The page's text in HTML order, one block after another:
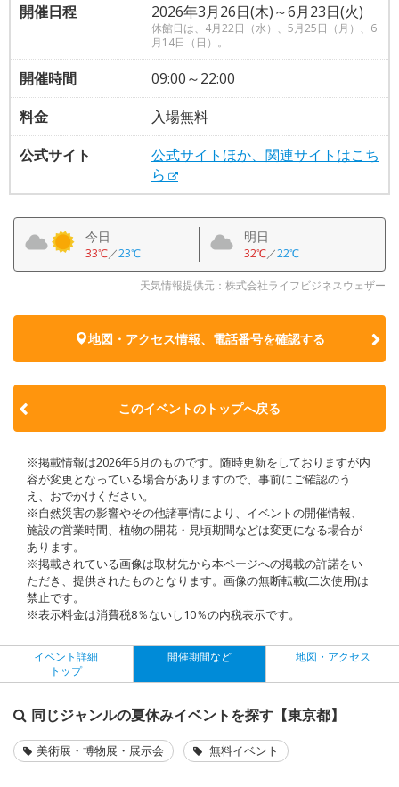
開催日程
2026年3月26日(木)～6月23日(火)
休館日は、4月22日（水）、5月25日（月）、6
月14日（日）。
開催時間
09:00～22:00
料金
入場無料
公式サイト
公式サイトほか、関連サイトはこち
ら
今日
33℃／23℃
明日
32℃／22℃
天気情報提供元：株式会社ライフビジネスウェザー
地図・アクセス情報、電話番号を確認する
このイベントのトップへ戻る
※掲載情報は2026年6月のものです。随時更新をしておりますが内
容が変更となっている場合がありますので、事前にご確認のう
え、おでかけください。
※自然災害の影響やその他諸事情により、イベントの開催情報、
施設の営業時間、植物の開花・見頃期間などは変更になる場合が
あります。
※掲載されている画像は取材先から本ページへの掲載の許諾をい
ただき、提供されたものとなります。画像の無断転載(二次使用)は
禁止です。
※表示料金は消費税8％ないし10％の内税表示です。
イベント詳細
トップ
開催期間など 地図・アクセス
同じジャンルの夏休みイベントを探す【東京都】
美術展・博物展・展示会 無料イベント